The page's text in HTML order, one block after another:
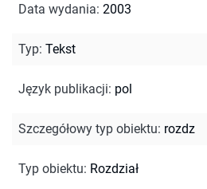
Data wydania: 2003
Typ: Tekst
Język publikacji: pol
Szczegółowy typ obiektu: rozdz
Typ obiektu: Rozdział